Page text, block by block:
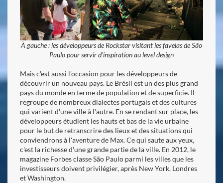
À gauche : les développeurs de Rockstar visitant les favelas de São
Paulo pour servir d'inspiration au level design
Mais c'est aussi l'occasion pour les développeurs de
découvrir un nouveau pays. Le Brésil est un des plus grand
pays du monde en terme de population et de superficie. Il
regroupe de nombreux dialectes portugais et des cultures
qui varient d'une ville à l'autre. En se rendant sur place, les
développeurs étudient les hauts et bas de la vie urbaine
pour le but de retranscrire des lieux et des situations qui
conviendrons à l'aventure de Max. Ce qui saute aux yeux,
c'est la richesse d'une grande partie de la ville. En 2012, le
magazine Forbes classe São Paulo parmi les villes que les
investisseurs doivent privilégier, après New York, Londres
et Washington.